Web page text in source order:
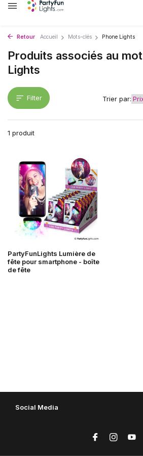
Retour Accueil Mots-clés Phone Lights
Produits associés au
Lights
Filter
1 produit
Trier par:
PartyFunLights Lumière de
fête pour smartphone - boîte
de fête
Social Media